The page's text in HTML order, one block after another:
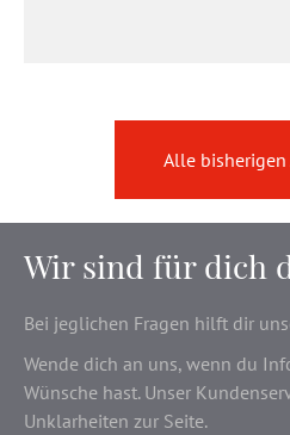
Alle bisherigen
Wir sind für dich
Bei jeglichen Fragen hilft dir
Wende dich an uns, wenn du
Wünsche hast. Unser
Unklarheiten zur Seite.